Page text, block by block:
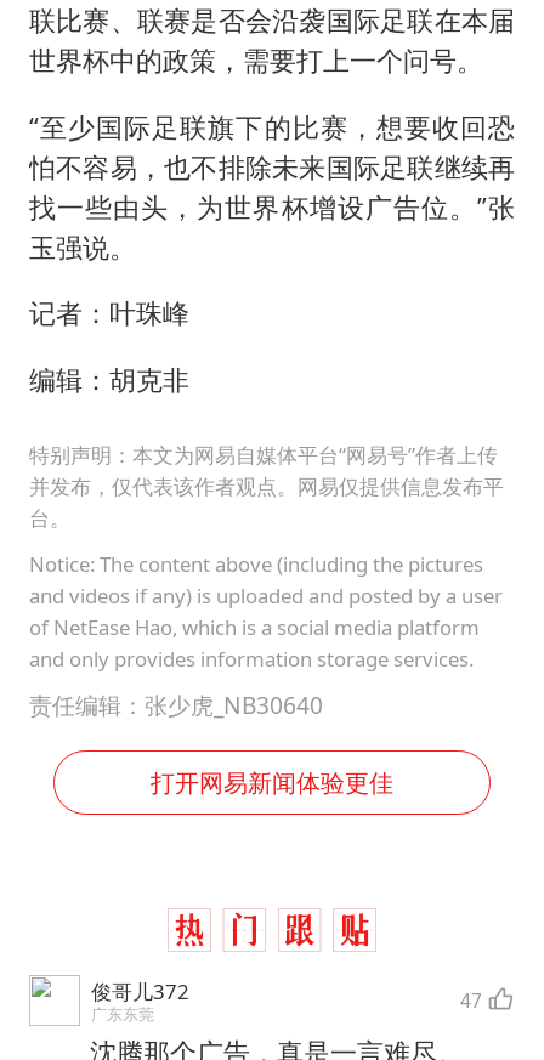
联比赛、联赛是否会沿袭国际足联在本届
世界杯中的政策，需要打上一个问号。
“至少国际足联旗下的比赛，想要收回恐
怕不容易，也不排除未来国际足联继续再
找一些由头，为世界杯增设广告位。”张
玉强说。
记者：叶珠峰
编辑：胡克非
特别声明：本文为网易自媒体平台“网易号”作者上传
并发布，仅代表该作者观点。网易仅提供信息发布平
台。
Notice: The content above (including the pictures
and videos if any) is uploaded and posted by a user
of NetEase Hao, which is a social media platform
and only provides information storage services.
责任编辑：张少虎_NB30640
打开网易新闻体验更佳
俊哥儿372
广东东莞 47
沈腾那个广告，真是一言难尽。